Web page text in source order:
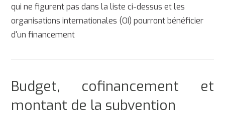
qui ne figurent pas dans la liste ci-dessus et les
organisations internationales (OI) pourront bénéficier
d'un financement
Budget, cofinancement et
montant de la subvention